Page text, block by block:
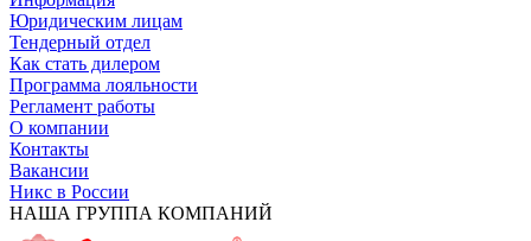
Юридическим лицам
Тендерный отдел
Как стать дилером
Программа лояльности
Регламент работы
О компании
Контакты
Вакансии
Никс в России
НАША ГРУППА КОМПАНИЙ